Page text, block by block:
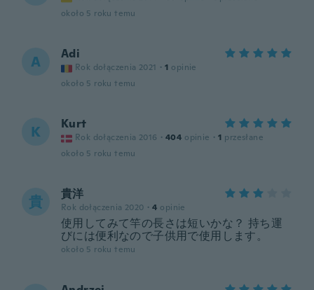
około 5 roku temu
A Adi
Rok dołączenia 2021 · 1 opinie
około 5 roku temu
K Kurt
Rok dołączenia 2016 · 404 opinie · 1 przesłane
około 5 roku temu
貴 貴洋
Rok dołączenia 2020 · 4 opinie
使用してみて竿の長さは短いかな？ 持ち運
びには便利なので子供用で使用します。
około 5 roku temu